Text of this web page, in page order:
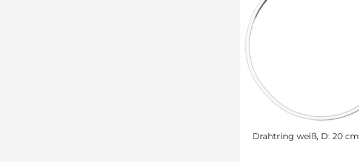
Drahtring weiß, D: 20 cm